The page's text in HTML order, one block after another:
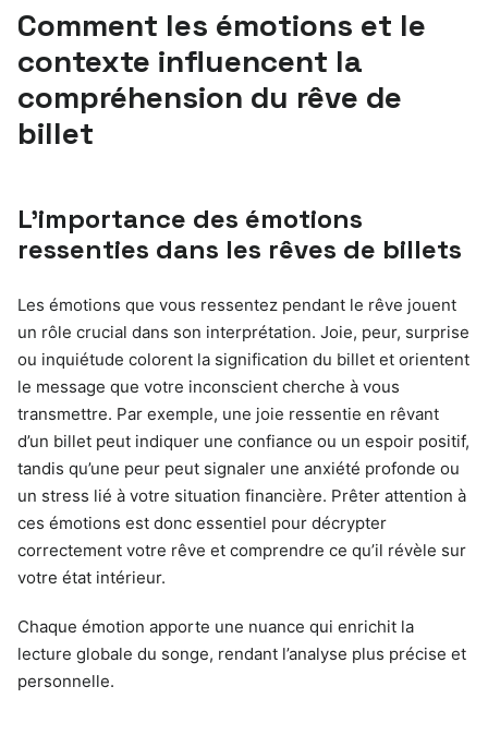
Comment les émotions et le
contexte influencent la
compréhension du rêve de
billet
L’importance des émotions
ressenties dans les rêves de billets
Les émotions que vous ressentez pendant le rêve jouent
un rôle crucial dans son interprétation. Joie, peur, surprise
ou inquiétude colorent la signification du billet et orientent
le message que votre inconscient cherche à vous
transmettre. Par exemple, une joie ressentie en rêvant
d’un billet peut indiquer une confiance ou un espoir positif,
tandis qu’une peur peut signaler une anxiété profonde ou
un stress lié à votre situation financière. Prêter attention à
ces émotions est donc essentiel pour décrypter
correctement votre rêve et comprendre ce qu’il révèle sur
votre état intérieur.
Chaque émotion apporte une nuance qui enrichit la
lecture globale du songe, rendant l’analyse plus précise et
personnelle.